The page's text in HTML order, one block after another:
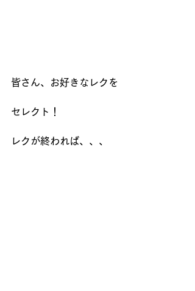
皆さん、お好きなレクを
セレクト！
レクが終われば、、、